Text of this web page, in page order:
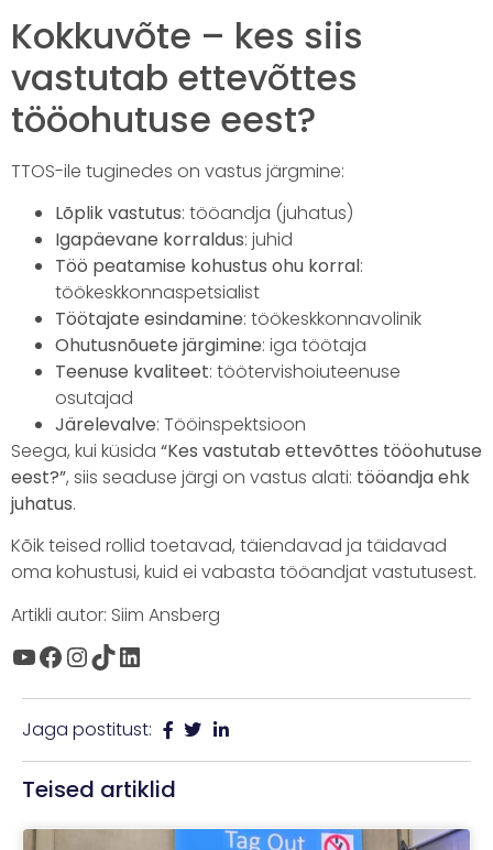
Kokkuvõte – kes siis
vastutab ettevõttes
tööohutuse eest?
TTOS-ile tuginedes on vastus järgmine:
Lõplik vastutus: tööandja (juhatus)
Igapäevane korraldus: juhid
Töö peatamise kohustus ohu korral:
töökeskkonnaspetsialist
Töötajate esindamine: töökeskkonnavolinik
Ohutusnõuete järgimine: iga töötaja
Teenuse kvaliteet: töötervishoiuteenuse
osutajad
Järelevalve: Tööinspektsioon
Seega, kui küsida “Kes vastutab ettevõttes tööohutuse
eest?”, siis seaduse järgi on vastus alati: tööandja ehk
juhatus.
Kõik teised rollid toetavad, täiendavad ja täidavad
oma kohustusi, kuid ei vabasta tööandjat vastutusest.
Artikli autor: Siim Ansberg
Jaga postitust:
Teised artiklid